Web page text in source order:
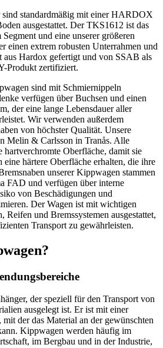
standardmäßig mit einer HARDOX
ausgestattet. Der TKS1612 ist das
und eine unserer größeren
einen extrem robusten Unterrahmen und
aus Hardox gefertigt und von SSAB als
zertifiziert.
sind mit Schmiernippeln
verfügen über Buchsen und einen
der eine lange Lebensdauer aller
Wir verwenden außerdem
von höchster Qualität. Unsere
Melin & Carlsson in Tranås. Alle
hartverchromte Oberfläche, damit sie
eine härtere Oberfläche erhalten, die ihre
unserer Kippwagen stammen
FAD und verfügen über interne
von Beschädigungen und
Der Wagen ist mit wichtigen
Reifen und Bremssystemen ausgestattet,
Transport zu gewährleisten.
der speziell für den Transport von
ausgelegt ist. Er ist mit einer
der das Material an der gewünschten
Kippwagen werden häufig im
im Bergbau und in der Industrie,